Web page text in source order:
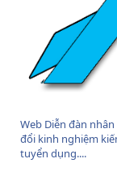
Web Diễn đàn
đổi kinh nghiệm
tuyển dụng....